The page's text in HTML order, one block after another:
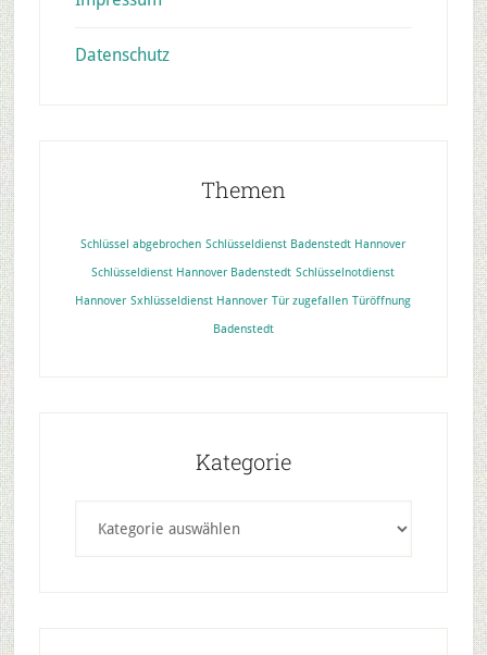
Datenschutz
Themen
Schlüssel abgebrochen Schlüsseldienst Badenstedt Hannover
Schlüsseldienst Hannover Badenstedt Schlüsselnotdienst
Hannover Sxhlüsseldienst Hannover Tür zugefallen Türöffnung
Badenstedt
Kategorie